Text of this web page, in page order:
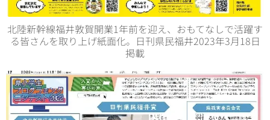
北陸新幹線福井敦賀開業1年前を迎え、おもてなしで活躍す
る皆さんを取り上げ紙面化。日刊県民福井2023年3月18日
掲載